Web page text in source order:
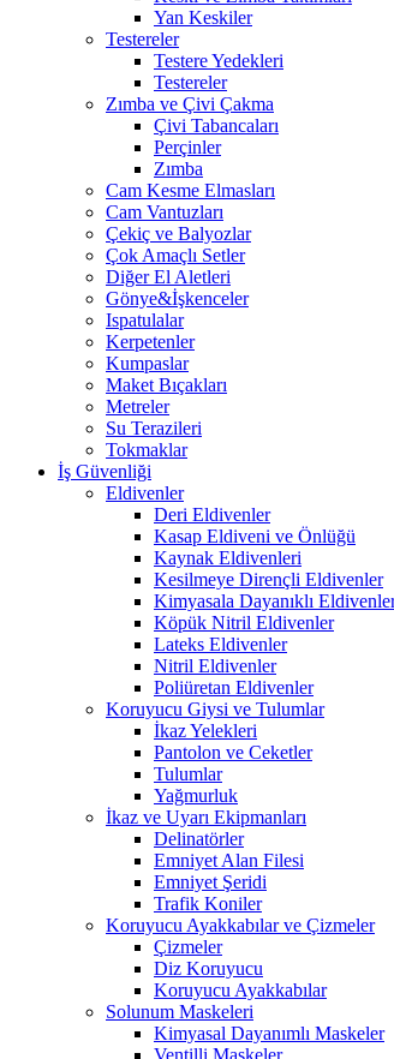
Yan Keskiler
Testereler
Testere Yedekleri
Testereler
Zımba ve Çivi Çakma
Çivi Tabancaları
Perçinler
Zımba
Cam Kesme Elmasları
Cam Vantuzları
Çekiç ve Balyozlar
Çok Amaçlı Setler
Diğer El Aletleri
Gönye&İşkenceler
Ispatulalar
Kerpetenler
Kumpaslar
Maket Bıçakları
Metreler
Su Terazileri
Tokmaklar
İş Güvenliği
Eldivenler
Deri Eldivenler
Kasap Eldiveni ve Önlüğü
Kaynak Eldivenleri
Kesilmeye Dirençli Eldivenler
Kimyasala Dayanıklı
Köpük Nitril Eldivenler
Lateks Eldivenler
Nitril Eldivenler
Poliüretan Eldivenler
Koruyucu Giysi ve Tulumlar
İkaz Yelekleri
Pantolon ve Ceketler
Tulumlar
Yağmurluk
İkaz ve Uyarı Ekipmanları
Delinatörler
Emniyet Alan Filesi
Emniyet Şeridi
Trafik Koniler
Koruyucu Ayakkabılar ve Çizmeler
Çizmeler
Diz Koruyucu
Koruyucu Ayakkabılar
Solunum Maskeleri
Kimyasal Dayanımlı Maskeler
Ventilli Maskeler